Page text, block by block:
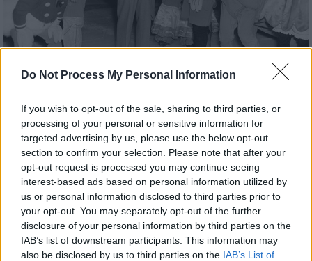
Do Not Process My Personal Information
If you wish to opt-out of the sale, sharing to third parties, or
processing of your personal or sensitive information for
targeted advertising by us, please use the below opt-out
section to confirm your selection. Please note that after your
opt-out request is processed you may continue seeing
interest-based ads based on personal information utilized by
us or personal information disclosed to third parties prior to
your opt-out. You may separately opt-out of the further
disclosure of your personal information by third parties on the
IAB’s list of downstream participants. This information may
also be disclosed by us to third parties on the IAB’s List of
10 πράγματα για τη ζωή του Walt Disney,
που και ο ίδιος θα ήθελε να έχουν
ξεχαστεί
Ήταν ο άνθρωπος που ζωντάνεψε τα
παραμύθια των παιδικών μας χρόνων, ο
Γουόλτ Ντίσνεϊ. Κάποιοι τον θεωρούσαν
άγγελο, όμως η ζωή του, πιο πολύ Κόλαση
θύμιζε...